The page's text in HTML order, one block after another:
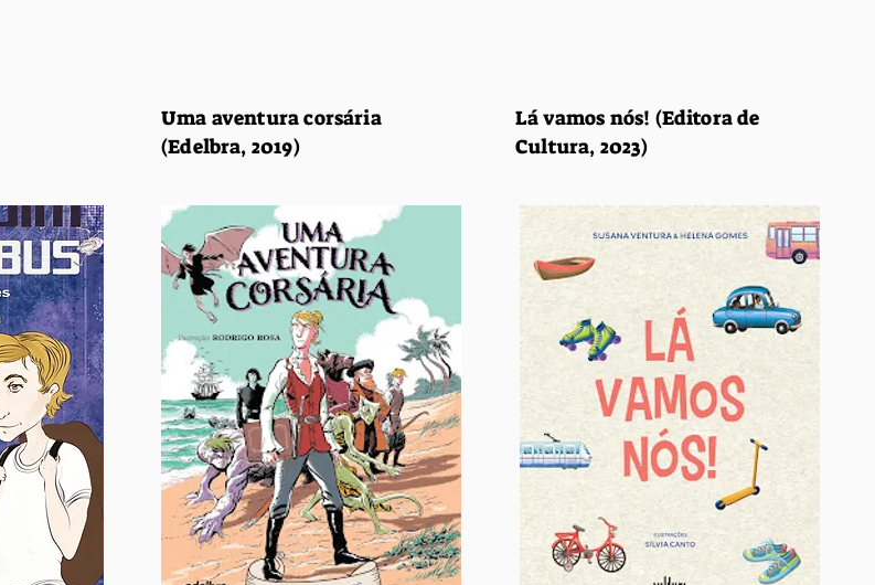
Uma aventura corsária
(Edelbra, 2019)
Lá vamos nós! (Editora de
Cultura, 2023)